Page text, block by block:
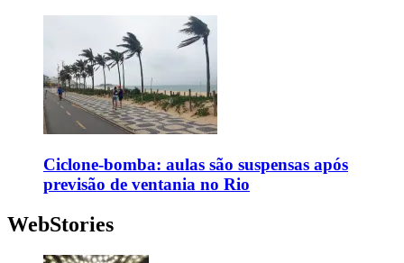
Ciclone-bomba: aulas são suspensas após
previsão de ventania no Rio
WebStories